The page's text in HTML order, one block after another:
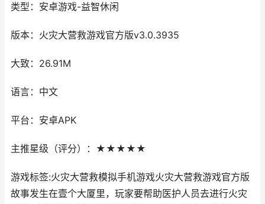
类型：安卓游戏-益智休闲
版本：火灾大营救游戏官方版v3.0.3935
大致：26.91M
语言：中文
平台：安卓APK
主推星级（评分）：★★★★★
游戏标签:火灾大营救模拟手机游戏火灾大营救游戏官方版
故事发生在壹个大厦里，玩家要帮助医护人员去进行火灾